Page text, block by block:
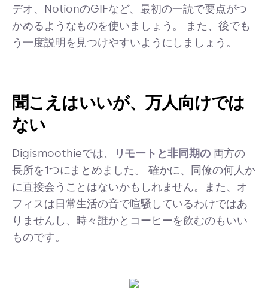
デオ、NotionのGIFなど、最初の一読で要点がつ
かめるようなものを使いましょう。 また、後でも
う一度説明を見つけやすいようにしましょう。
聞こえはいいが、万人向けでは
ない
Digismoothieでは、 リモートと非同期の 両方の
長所を1つにまとめました。
確かに、同僚の何人か
に直接会うことはないかもしれません。また、オ
フィスは日常生活の音で喧騒しているわけではあ
りませんし、時々誰かとコーヒーを飲むのもいい
ものです。